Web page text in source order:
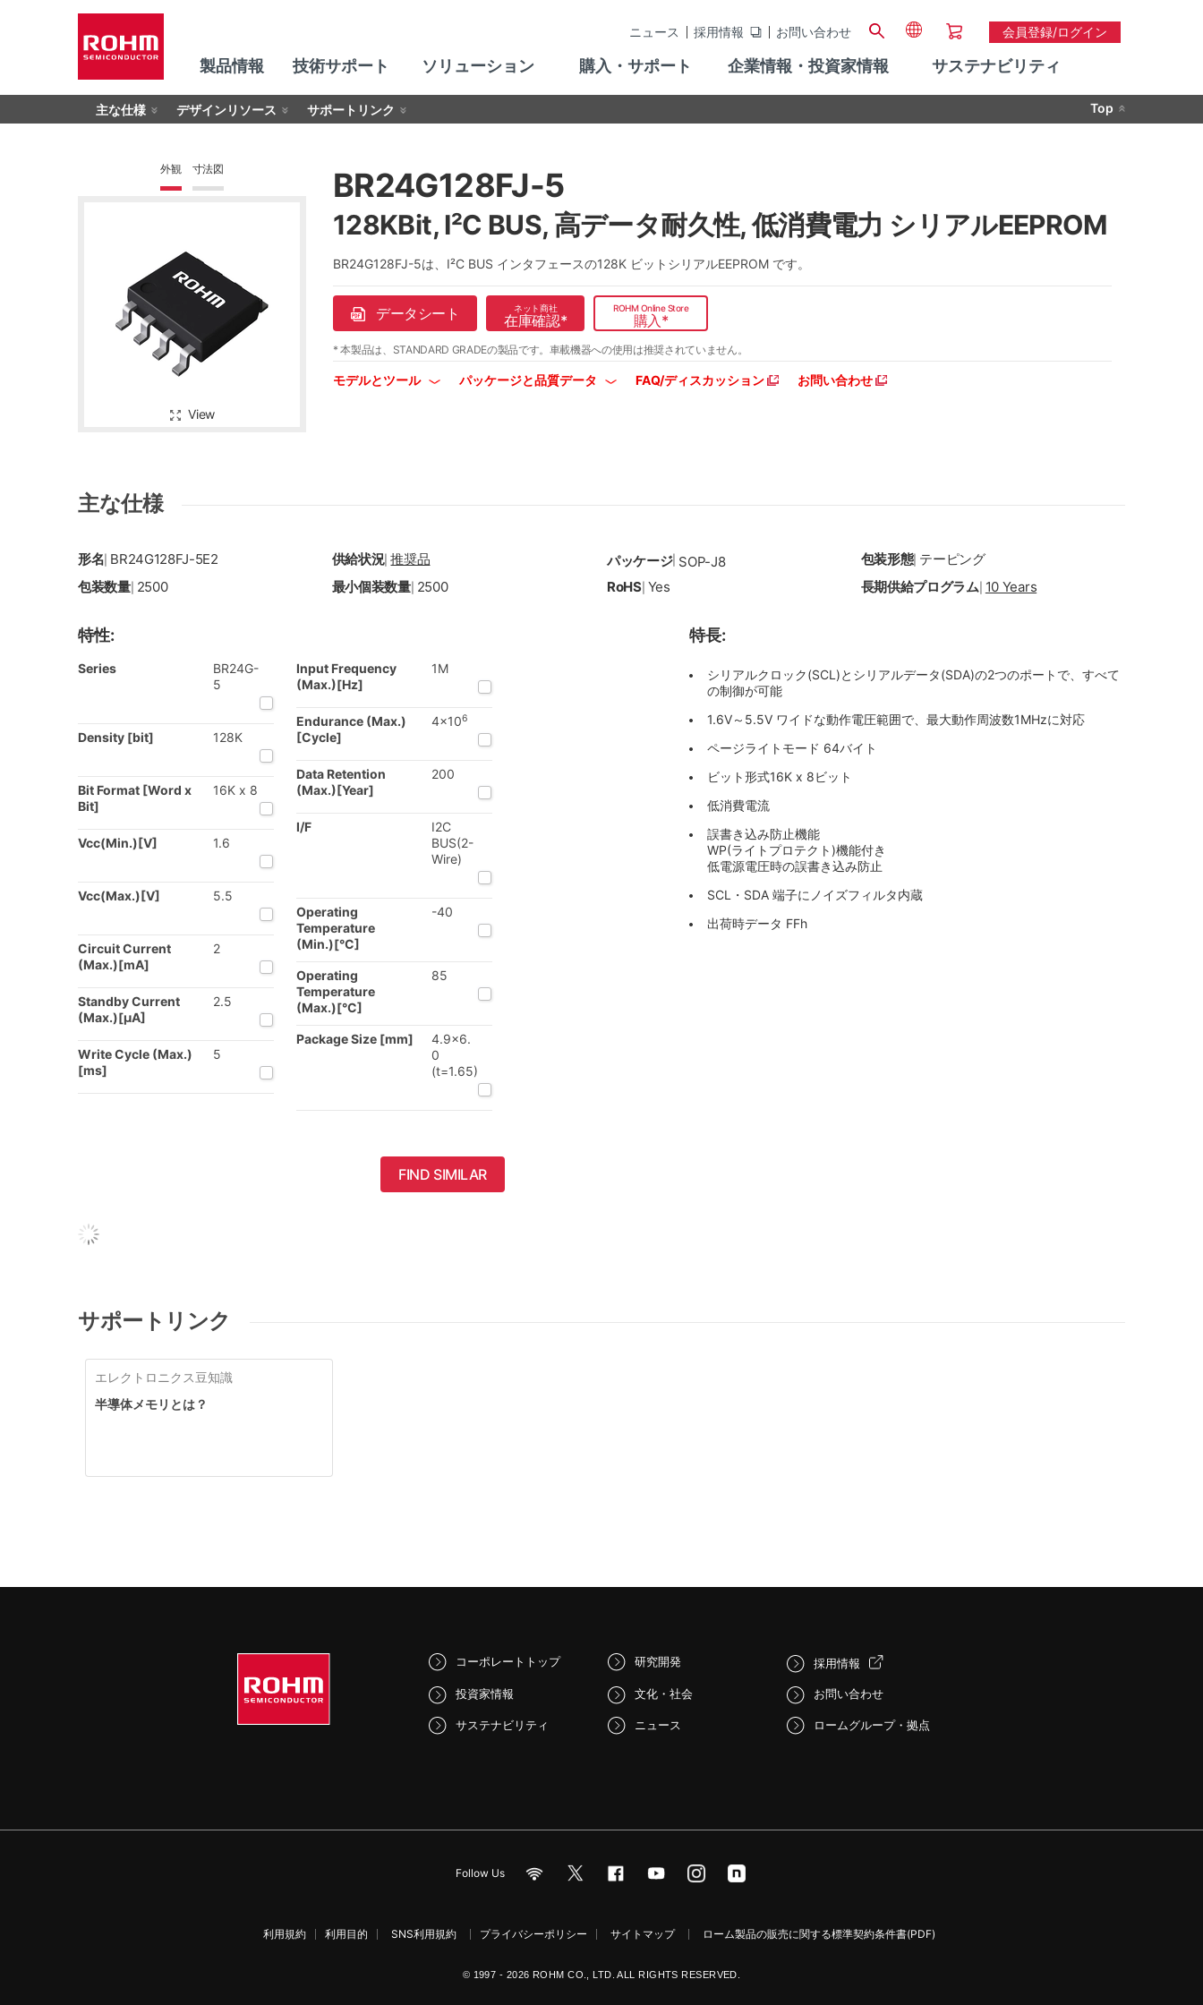
ニュース 採用情報 お問い合わせ 会員登録/ログイン
製品情報 技術サポート ソリューション 購入・サポート 企業情報・投資家情報 サステナビリティ
主な仕様 デザインリソース サポートリンク Top
外観 寸法図
View
BR24G128FJ-5
128KBit, I²C BUS, 高データ耐久性, 低消費電力 シリアルEEPROM
BR24G128FJ-5は、I²C BUS インタフェースの128K ビットシリアルEEPROM です。
データシート ネット商社
在庫確認*
ROHM Online Store
購入*
* 本製品は、STANDARD GRADEの製品です。 車載機器への使用は推奨されていません。
モデルとツール パッケージと品質データ FAQ/ディスカッション お問い合わせ
主な仕様
形名 BR24G128FJ-5E2 供給状況|推奨品 パッケージ| SOP-J8 包装形態| テーピング
包装数量| 2500 最小個装数量| 2500 RoHS| Yes 長期供給プログラム| 10 Years
特性:
Series
BR24G-
5
Density [bit] 128K
Bit Format [Word x
Bit]
16K x 8
Vcc(Min.)[V] 1.6
Vcc(Max.)[V] 5.5
Circuit Current
(Max.)[mA]
2
Standby Current
(Max.)[μA]
2.5
Write Cycle (Max.)
[ms]
5
Input Frequency
(Max.)[Hz]
1M
Endurance (Max.)
[Cycle]
4x106
Data Retention
(Max.)[Year]
200
I/F
I2C
BUS(2-
Wire)
Operating
Temperature
(Min.)[°C]
-40
Operating
Temperature
(Max.)[°C]
85
Package Size [mm]
4.9x6.
0
(t=1.65)
FIND SIMILAR
特長:
シリアルクロック(SCL)とシリアルデータ(SDA)の2つのポートで、すべて
の制御が可能
1.6V～5.5V ワイドな動作電圧範囲で、最大動作周波数1MHzに対応
ページライトモード 64バイト
ビット形式16K x 8ビット
低消費電流
誤書き込み防止機能
WP(ライトプロテクト)機能付き
低電源電圧時の誤書き込み防止
SCL・SDA 端子にノイズフィルタ内蔵
出荷時データ FFh
サポートリンク
エレクトロニクス豆知識
半導体メモリとは？
コーポレートトップ
投資家情報
サステナビリティ
研究開発
文化・社会
ニュース
採用情報
お問い合わせ
ロームグループ・拠点
Follow Us
利用規約 利用目的 SNS利用規約 プライバシーポリシー サイトマップ ローム製品の販売に関する標準契約条件書(PDF)
© 1997 - 2026 ROHM CO., LTD. ALL RIGHTS RESERVED.